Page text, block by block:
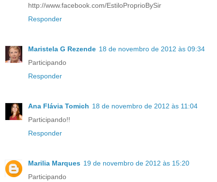
http://www.facebook.com/EstiloProprioBySir
Responder
Maristela G Rezende 18 de novembro de 2012 às 09:34
Participando
Responder
Ana Flávia Tomich 18 de novembro de 2012 às 11:04
Participando!!
Responder
Marilia Marques 19 de novembro de 2012 às 15:20
Participando